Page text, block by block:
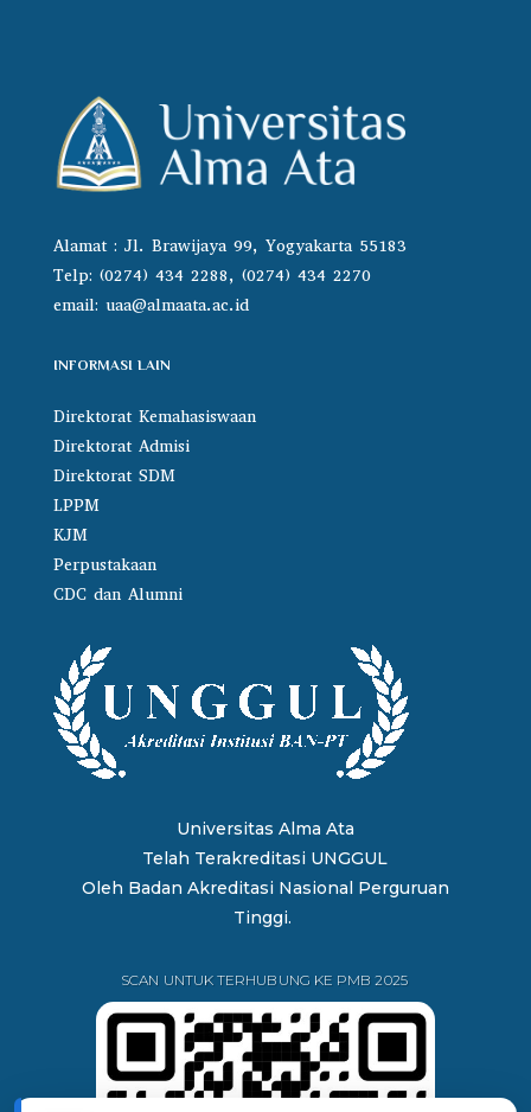
Alamat : Jl. Brawijaya 99, Yogyakarta 55183
Telp: (0274) 434 2288, (0274) 434 2270
email: uaa@almaata.ac.id
INFORMASI LAIN
Direktorat Kemahasiswaan
Direktorat Admisi
Direktorat SDM
LPPM
KJM
Perpustakaan
CDC dan Alumni
Universitas Alma Ata
Telah Terakreditasi UNGGUL
Oleh Badan Akreditasi Nasional Perguruan
Tinggi.
SCAN UNTUK TERHUBUNG KE PMB 2025